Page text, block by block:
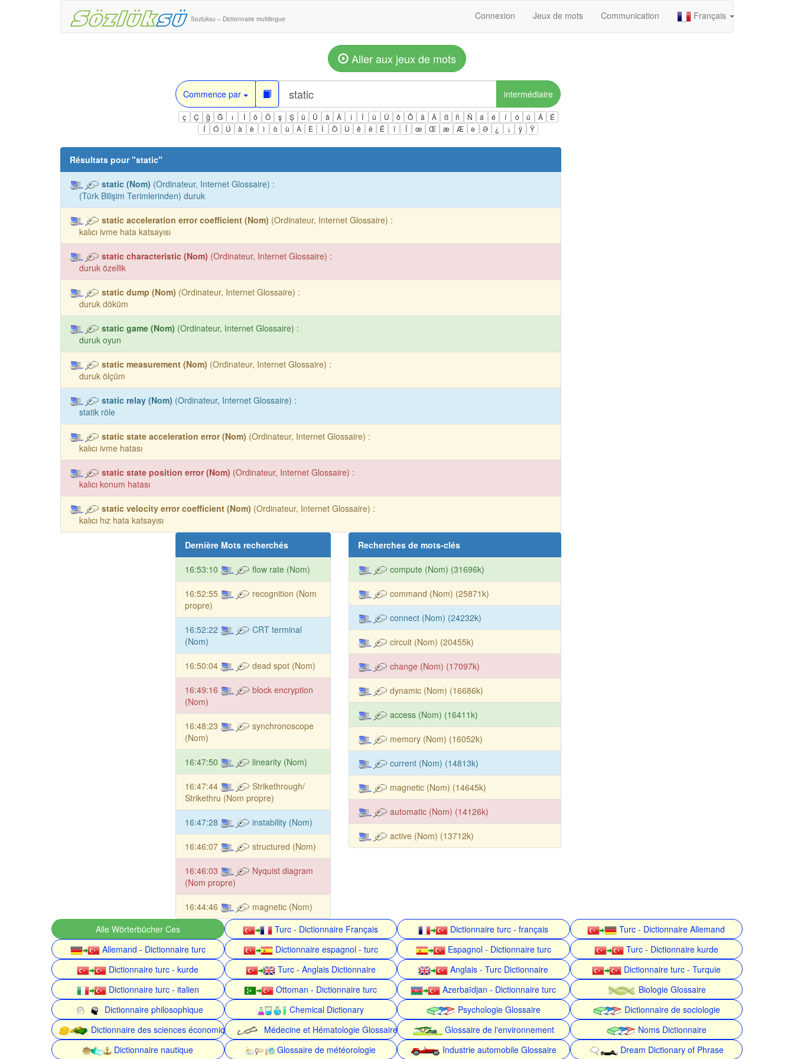
Sozluksu – Dictionnaire multilingue Connexion Jeux de mots Communication Français
Aller aux jeux de mots
Commence par intermédiaire
ç Ç ğ Ğ ı İ ö Ö ş Ş ü Ü â Â î Î û Û ô Ô ä Ä ß ñ Ñ á é í ó ú Á
É
Í
Ó Ú à è ì ò ù À È Ì Ò Ù ê ë Ë ï Ï œ Œ æ Æ ə Ə ¿ ¡ ÿ Ÿ
Résultats pour "static"
static (Nom) (Ordinateur, Internet Glossaire) :
(Türk Bilişim Terimlerinden) duruk
static acceleration error coefficient (Nom) (Ordinateur, Internet Glossaire) :
kalıcı ivme hata katsayısı
static characteristic (Nom) (Ordinateur, Internet Glossaire) :
duruk özellik
static dump (Nom) (Ordinateur, Internet Glossaire) :
duruk döküm
static game (Nom) (Ordinateur, Internet Glossaire) :
duruk oyun
static measurement (Nom) (Ordinateur, Internet Glossaire) :
duruk ölçüm
static relay (Nom) (Ordinateur, Internet Glossaire) :
statik röle
static state acceleration error (Nom) (Ordinateur, Internet Glossaire) :
kalıcı ivme hatası
static state position error (Nom) (Ordinateur, Internet Glossaire) :
kalıcı konum hatası
static velocity error coefficient (Nom) (Ordinateur, Internet Glossaire) :
kalıcı hız hata katsayısı
Dernière Mots recherchés
16:53:10 flow rate (Nom)
16:52:55
recognition (Nom
propre)
16:52:22
CRT terminal
(Nom)
16:50:04 dead spot (Nom)
16:49:16
block encryption
(Nom)
16:48:23
synchronoscope
(Nom)
16:47:50 linearity (Nom)
16:47:44
Strikethrough/
Strikethru (Nom propre)
16:47:28 instability (Nom)
16:46:07 structured (Nom)
16:46:03
Nyquist diagram
(Nom propre)
16:44:46 magnetic (Nom)
Recherches de mots-clés
compute (Nom) (31696k)
command (Nom) (25871k)
connect (Nom) (24232k)
circuit (Nom) (20455k)
change (Nom) (17097k)
dynamic (Nom) (16686k)
access (Nom) (16411k)
memory (Nom) (16052k)
current (Nom) (14813k)
magnetic (Nom) (14645k)
automatic (Nom) (14126k)
active (Nom) (13712k)
Alle Wörterbücher Ces Turc - Dictionnaire Français Dictionnaire turc - français
Turc - Dictionnaire Allemand
Allemand - Dictionnaire turc
Dictionnaire espagnol - turc Espagnol - Dictionnaire turc
Turc - Dictionnaire kurde
Dictionnaire turc - kurde
Turc - Anglais Dictionnaire Anglais - Turc Dictionnaire
Dictionnaire turc - Turquie
Dictionnaire turc - italien
Ottoman - Dictionnaire turc Azerbaïdjan - Dictionnaire turc
Biologie Glossaire
Dictionnaire philosophique
Chemical Dictionary Psychologie Glossaire
Dictionnaire de sociologie
Dictionnaire des sciences économiques
Médecine et Hématologie Glossaire Glossaire de l'environnement
Noms Dictionnaire
Dictionnaire nautique
Glossaire de météorologie Industrie automobile Glossaire Dream Dictionary of Phrase